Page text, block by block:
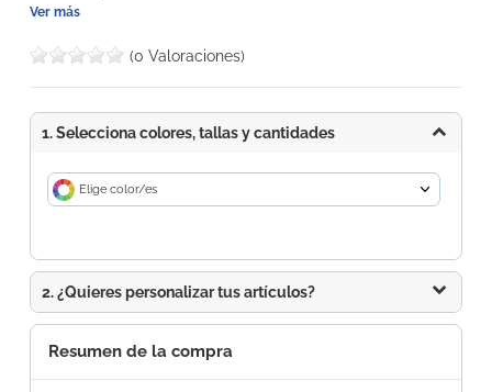
Ver más
(0 Valoraciones)
1. Selecciona colores, tallas y cantidades
Elige color/es
2. ¿Quieres personalizar tus artículos?
Resumen de la compra